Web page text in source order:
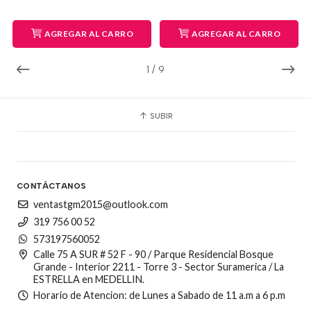
1 / 9
AGREGAR AL CARRO AGREGAR AL CARRO
SUBIR
CONTÁCTANOS
ventastgm2015@outlook.com
319 756 00 52
573197560052
Calle 75 A SUR # 52 F - 90 / Parque Residencial Bosque
Grande - Interior 2211 - Torre 3 - Sector Suramerica / La
ESTRELLA en MEDELLIN.
Horario de Atencion: de Lunes a Sabado de 11 a.m a 6 p.m